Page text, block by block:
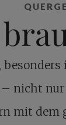
nicht
mit